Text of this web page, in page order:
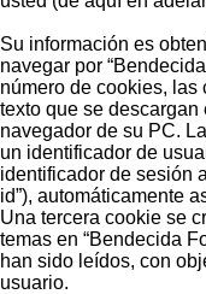
Su información es
navegar por
número de cookies,
texto que se descargan
navegador de su PC.
un identificador de
identificador de sesión
id”), automáticamente
Una tercera cookie se
temas en “Bendecida
han sido leídos, con
usuario.